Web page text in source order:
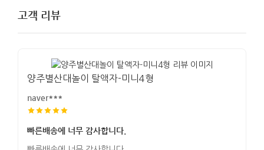
고객 리뷰
양주별산대놀이 탈액자-미니4형
naver***
빠른배송에 너무 감사합니다.